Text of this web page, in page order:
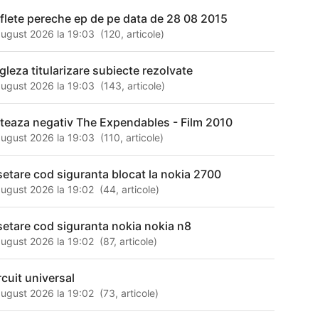
pereche ep de pe data de 28 08 2015
2026 la 19:03 (120,articole)
titularizare subiecte rezolvate
2026 la 19:03 (143,articole)
negativ The Expendables - Film 2010
2026 la 19:03 (110,articole)
cod siguranta blocat la nokia 2700
2026 la 19:02 (44,articole)
cod siguranta nokia nokia n8
2026 la 19:02 (87,articole)
universal
2026 la 19:02 (73,articole)